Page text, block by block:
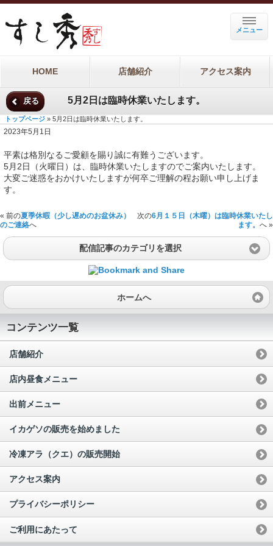
メニュー
HOME 店舗紹介 アクセス案内
戻る 5月2日は臨時休業いたします。
トップページ » 5月2日は臨時休業いたします。
2023年5月1日
平素は格別なるご愛顧を賜り誠に有難うございます。
5月2日（火曜日）は、臨時休業いたしますのでご案内いたします。
大変ご迷惑をおかけいたしますが何卒ご理解の程お願い申し上げま
す。
« 前の夏季休暇（少し遅めのお盆休み）
のご連絡へ
次の6月１５日（木曜）は臨時休業いたし
ます。 へ »
配信記事のカテゴリを選択
ホームへ
コンテンツ一覧
店舗紹介
店内昼食メニュー
出前メニュー
イカゲソの販売を始めました
冷凍アラ（クエ）の販売開始
アクセス案内
プライバシーポリシー
ご利用にあたって